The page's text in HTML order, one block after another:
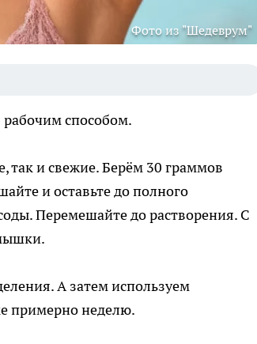
Фото из "Шедеврум"
способом.
так и свежие. Берём 30 граммов
и оставьте до полного
Перемешайте до растворения. С
А затем используем
примерно неделю.